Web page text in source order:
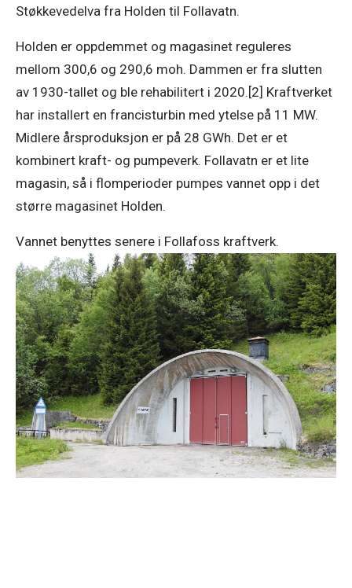
Støkkevedelva fra Holden til Follavatn.
Holden er oppdemmet og magasinet reguleres
mellom 300,6 og 290,6 moh. Dammen er fra slutten
av 1930-tallet og ble rehabilitert i 2020.[2] Kraftverket
har installert en francisturbin med ytelse på 11 MW.
Midlere årsproduksjon er på 28 GWh. Det er et
kombinert kraft- og pumpeverk. Follavatn er et lite
magasin, så i flomperioder pumpes vannet opp i det
større magasinet Holden.
Vannet benyttes senere i Follafoss kraftverk.